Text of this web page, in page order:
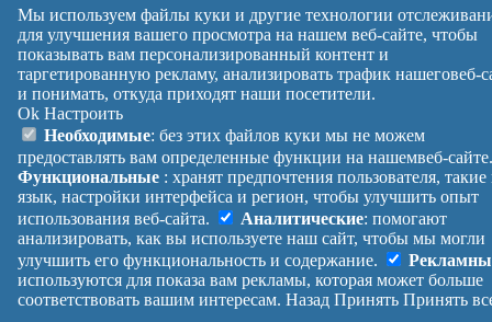
Почтовые индексы Украины. Обновлено : 07-08-2026.
обл.
40, 41, 42, 43, 44, 45, 46, 47, 48,
49, 50, 51
Вулиця № будинків
Індекс
reklama
Правила
Помощь
Платные
услуги
Политика
конфиденциальности
Манифест
О проекте
Обратная
связь
Украина
Вход |
Выход
Мы используем файлы куки и другие технологии
для улучшения вашего просмотра на нашем веб-сайте, чтобы
показывать вам персонализированный контент и
таргетированную рекламу, анализировать трафик нашеговеб-
и понимать, откуда приходят наши посетители.
Ok Настроить
Необходимые: без этих файлов куки мы не можем
предоставлять вам определенные функции на нашемвеб-
Функциональные : хранят предпочтения пользователя, такие
язык, настройки интерфейса и регион, чтобы улучшить опыт
использования веб-сайта.
Аналитические: помогают
анализировать, как вы используете наш сайт, чтобы мы могли
улучшить его функциональность и содержание.
используются для показа вам рекламы, которая может больше
соответствовать вашим интересам. Назад Принять Принять